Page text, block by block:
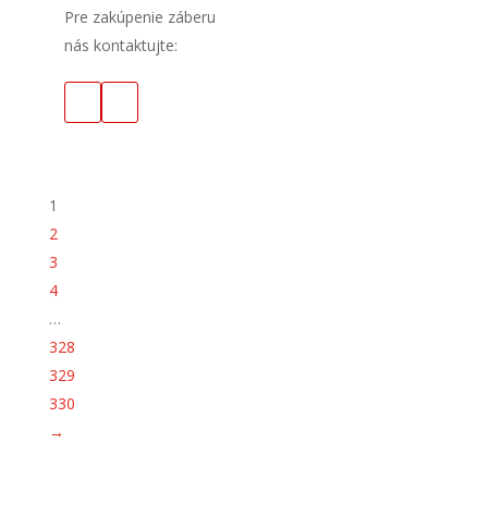
Pre zakúpenie záberu
nás kontaktujte:
1
2
3
4
…
328
329
330
→